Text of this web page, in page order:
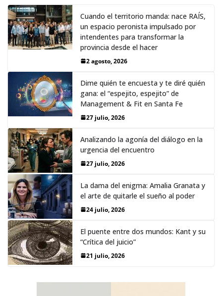
Cuando el territorio manda: nace RAÍS,
un espacio peronista impulsado por
intendentes para transformar la
provincia desde el hacer
2 agosto, 2026
Dime quién te encuesta y te diré quién
gana: el “espejito, espejito” de
Management & Fit en Santa Fe
27 julio, 2026
Analizando la agonía del diálogo en la
urgencia del encuentro
27 julio, 2026
La dama del enigma: Amalia Granata y
el arte de quitarle el sueño al poder
24 julio, 2026
El puente entre dos mundos: Kant y su
“Crítica del juicio”
21 julio, 2026